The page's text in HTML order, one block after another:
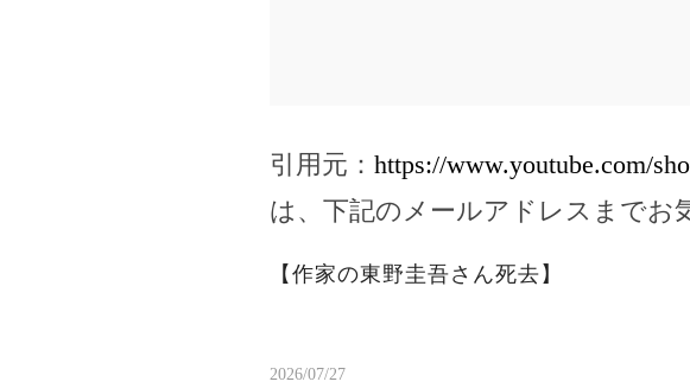
引用元： https://www.youtube.com/
は、下記のメールアドレスまでお
【作家の東野圭吾さん死去】
2026/07/27